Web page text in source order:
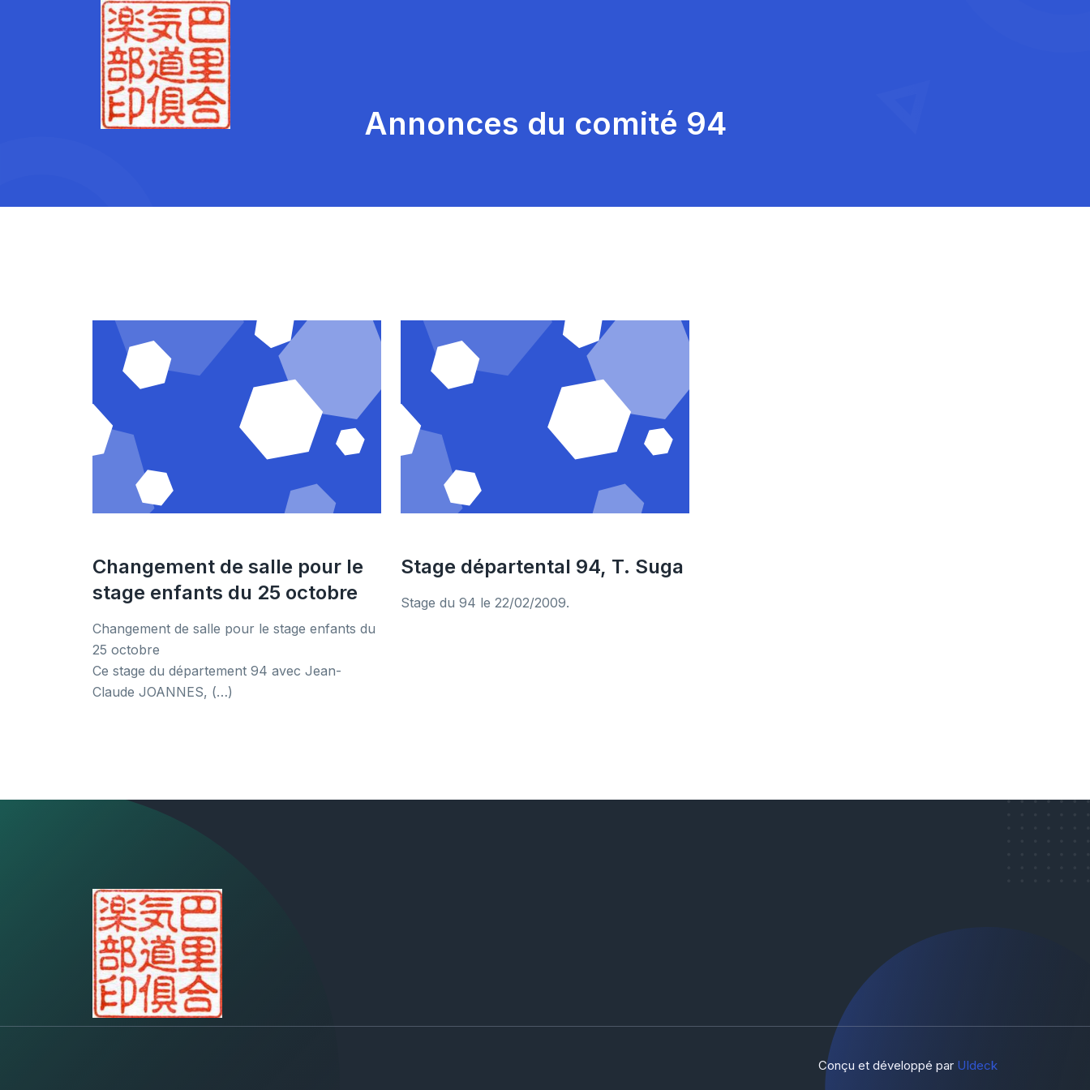
Annonces du comité 94
Changement de salle pour le
stage enfants du 25 octobre
Changement de salle pour le stage enfants du
25 octobre
Ce stage du département 94 avec Jean-
Claude JOANNES, (…)
Stage départental 94, T. Suga
Stage du 94 le 22/02/2009.
Conçu et développé par UIdeck